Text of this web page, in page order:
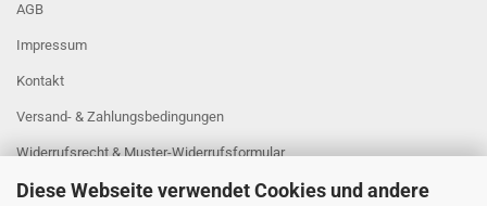
Diese Webseite verwendet Cookies und andere
AGB
Impressum
Kontakt
Versand- & Zahlungsbedingungen
Widerrufsrecht & Muster-Widerrufsformular
Sitzung unterbrochen